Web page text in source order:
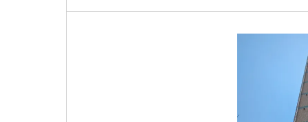
居抜き物件特集
神奈川のク
無料ダウン